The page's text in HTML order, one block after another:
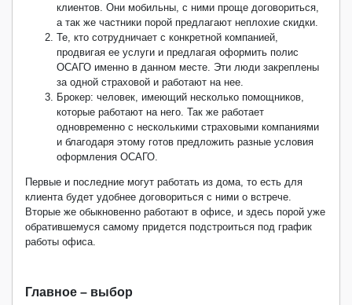
клиентов. Они мобильны, с ними проще договориться,
а так же частники порой предлагают неплохие скидки.
Те, кто сотрудничает с конкретной компанией,
продвигая ее услуги и предлагая оформить полис
ОСАГО именно в данном месте. Эти люди закреплены
за одной страховой и работают на нее.
Брокер: человек, имеющий несколько помощников,
которые работают на него. Так же работает
одновременно с несколькими страховыми компаниями
и благодаря этому готов предложить разные условия
оформления ОСАГО.
Первые и последние могут работать из дома, то есть для
клиента будет удобнее договориться с ними о встрече.
Вторые же обыкновенно работают в офисе, и здесь порой уже
обратившемуся самому придется подстроиться под график
работы офиса.
Главное – выбор